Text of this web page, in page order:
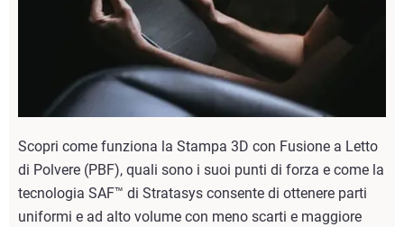
Scopri come funziona la Stampa 3D con Fusione a Letto
di Polvere (PBF), quali sono i suoi punti di forza e come la
tecnologia SAF™ di Stratasys consente di ottenere parti
uniformi e ad alto volume con meno scarti e maggiore